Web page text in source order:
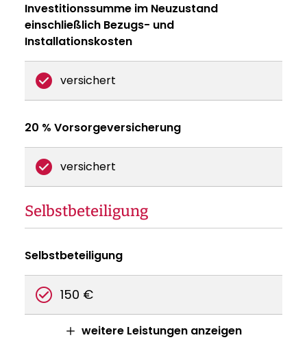
Investitionssumme im Neuzustand
einschließlich Bezugs- und
Installationskosten
versichert
20 % Vorsorgeversicherung
versichert
Selbstbeteiligung
Selbstbeteiligung
150 €
weitere Leistungen anzeigen